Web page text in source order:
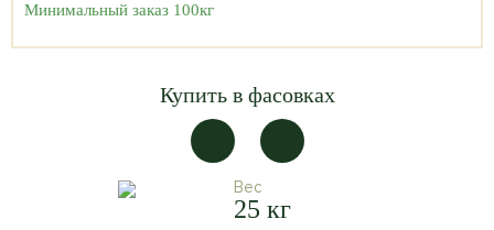
Минимальный заказ 100кг
Купить в фасовках
Вес
25 кг